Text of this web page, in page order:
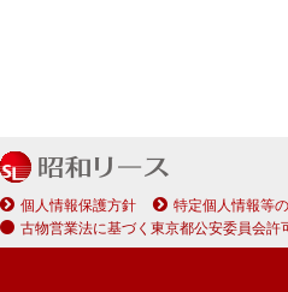
個人情報保護方針 特定個人情報等
古物営業法に基づく東京都公安委員会